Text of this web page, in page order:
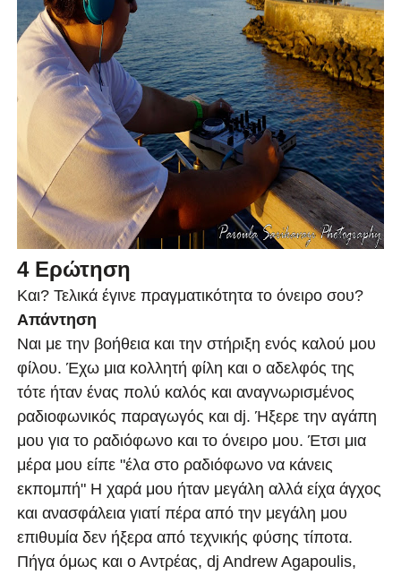
4 Ερώτηση
Και? Τελικά έγινε πραγματικότητα το όνειρο σου?
Απάντηση
Ναι με την βοήθεια και την στήριξη ενός καλού μου
φίλου. Έχω μια κολλητή φίλη και ο αδελφός της
τότε ήταν ένας πολύ καλός και αναγνωρισμένος
ραδιοφωνικός παραγωγός και dj. Ήξερε την αγάπη
μου για το ραδιόφωνο και το όνειρο μου. Έτσι μια
μέρα μου είπε "έλα στο ραδιόφωνο να κάνεις
εκπομπή" Η χαρά μου ήταν μεγάλη αλλά είχα άγχος
και ανασφάλεια γιατί πέρα από την μεγάλη μου
επιθυμία δεν ήξερα από τεχνικής φύσης τίποτα.
Πήγα όμως και ο Αντρέας, dj Andrew Agapoulis,